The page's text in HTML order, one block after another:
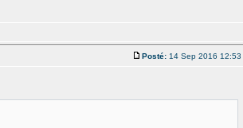
Posté: 14 Sep 2016 12:53